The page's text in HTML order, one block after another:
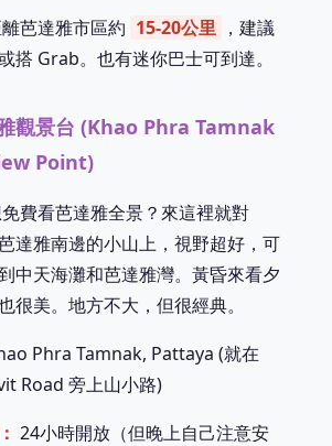
芭達雅市區約 15-20公里 ，建議
搭 Grab。也有迷你巴士可到達。
觀景台 (Khao Phra Tamnak
Point)
費看芭達雅全景？來這裡就對
達雅南邊的小山上，視野超好，可
中天海灘和芭達雅灣。黃昏來看夕
很美。地方不大，但很經典。
Phra Tamnak, Pattaya (就在
Road 旁上山小路)
24小時開放（但晚上自己注意安